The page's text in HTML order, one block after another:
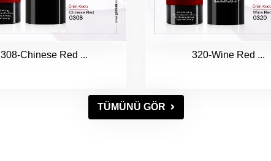
308-Chinese Red ... 320-Wine Red ...
TÜMÜNÜ GÖR